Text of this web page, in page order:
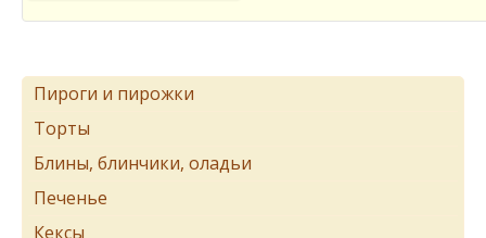
Пироги и пирожки
Торты
Блины, блинчики, оладьи
Печенье
Кексы